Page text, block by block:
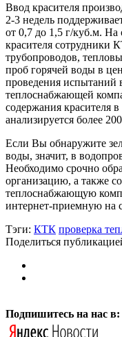
Ввод красителя
2-3 недель
от 0,7 до 1,5 г/куб.м.
красителя сотрудники
трубопроводов,
проб горячей воды в
проведения
теплоснабжающей
содержания красителя
анализируется более
Если Вы обнаружите
воды, значит, в
Необходимо срочно
организацию, а также
теплоснабжающую
интернет-приемную на
Тэги: КТК проверка
Поделиться
Подпишитесь на нас в: